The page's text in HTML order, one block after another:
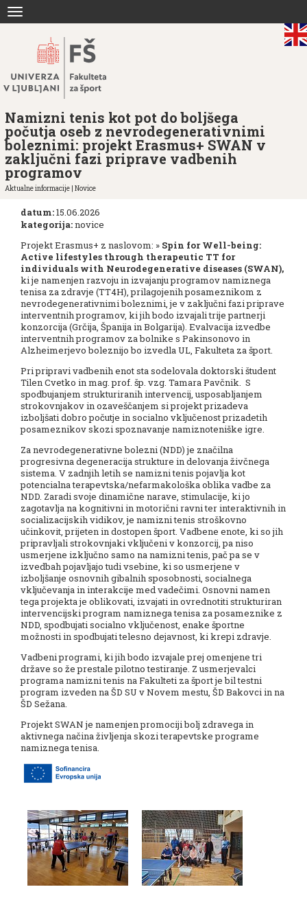
navigation
Namizni tenis kot pot do boljšega
počutja oseb z nevrodegenerativnimi
boleznimi: projekt Erasmus+ SWAN v
zaključni fazi priprave vadbenih
programov
Aktualne informacije | Novice
datum:15.06.2026
kategorija:novice
Projekt Erasmus+ z naslovom: » Spin for Well-being:
Active lifestyles through therapeutic TT for
individuals with Neurodegenerative diseases (SWAN),
ki je namenjen razvoju in izvajanju programov namiznega
tenisa za zdravje (TT4H), prilagojenih posameznikom z
nevrodegenerativnimi boleznimi, je v zaključni fazi priprave
interventnih programov, ki jih bodo izvajali trije partnerji
konzorcija (Grčija, Španija in Bolgarija). Evalvacija izvedbe
interventnih programov za bolnike s Pakinsonovo in
Alzheimerjevo boleznijo bo izvedla UL, Fakulteta za šport.
Pri pripravi vadbenih enot sta sodelovala doktorski študent
Tilen Cvetko in mag. prof. šp. vzg. Tamara Pavčnik. S
spodbujanjem strukturiranih intervencij, usposabljanjem
strokovnjakov in ozaveščanjem si projekt prizadeva
izboljšati dobro počutje in socialno vključenost prizadetih
posameznikov skozi spoznavanje namiznoteniške igre.
Za nevrodegenerativne bolezni (NDD) je značilna
progresivna degeneracija strukture in delovanja živčnega
sistema. V zadnjih letih se namizni tenis pojavlja kot
potencialna terapevtska/nefarmakološka oblika vadbe za
NDD. Zaradi svoje dinamične narave, stimulacije, ki jo
zagotavlja na kognitivni in motorični ravni ter interaktivnih in
socializacijskih vidikov, je namizni tenis stroškovno
učinkovit, prijeten in dostopen šport. Vadbene enote, ki so jih
pripravljali strokovnjaki vključeni v konzorcij, pa niso
usmerjene izključno samo na namizni tenis, pač pa se v
izvedbah pojavljajo tudi vsebine, ki so usmerjene v
izboljšanje osnovnih gibalnih sposobnosti, socialnega
vključevanja in interakcije med vadečimi. Osnovni namen
tega projekta je oblikovati, izvajati in ovrednotiti strukturiran
intervencijski program namiznega tenisa za posameznike z
NDD, spodbujati socialno vključenost, enake športne
možnosti in spodbujati telesno dejavnost, ki krepi zdravje.
Vadbeni programi, ki jih bodo izvajale prej omenjene tri
države so že prestale pilotno testiranje. Z usmerjevalci
programa namizni tenis na Fakulteti za šport je bil testni
program izveden na ŠD SU v Novem mestu, ŠD Bakovci in na
ŠD Sežana.
Projekt SWAN je namenjen promociji bolj zdravega in
aktivnega načina življenja skozi terapevtske programe
namiznega tenisa.